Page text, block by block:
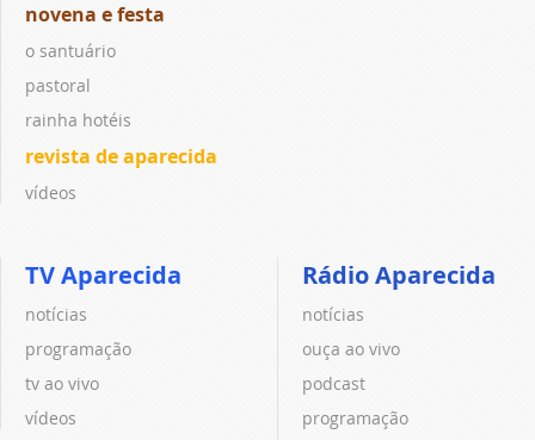
novena e festa
o santuário
pastoral
rainha hotéis
revista de aparecida
vídeos
TV Aparecida
notícias
programação
tv ao vivo
vídeos
Rádio Aparecida
notícias
ouça ao vivo
podcast
programação